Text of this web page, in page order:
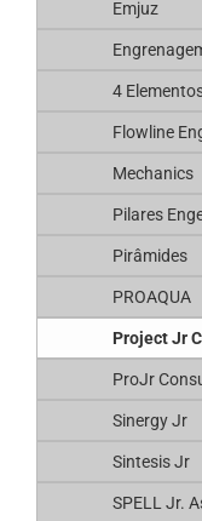
Emjuz
4
Flowline
Mechanics
Pilares
Pirâmides
PROAQUA
Project Jr
ProJr
Sinergy Jr
Sintesis Jr
SPELL Jr.